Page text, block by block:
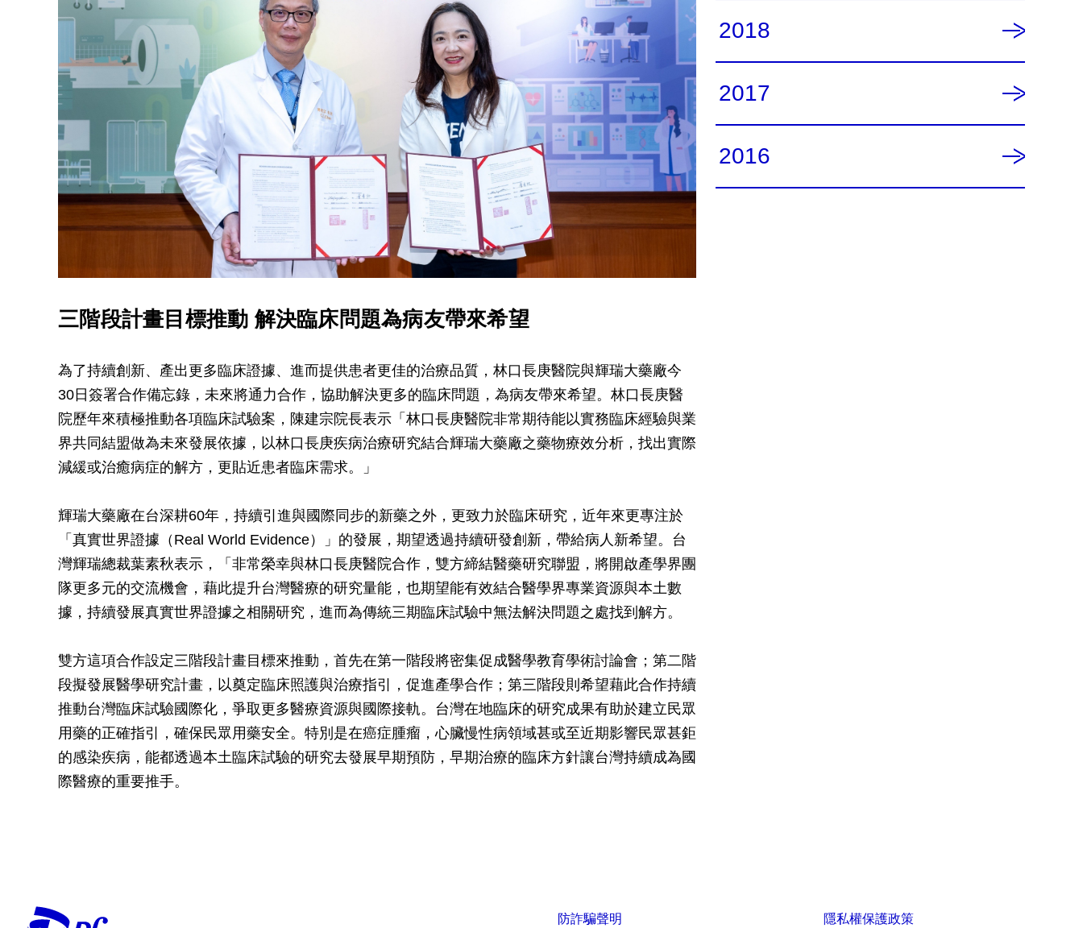
三階段計畫目標推動 解決臨床問題為病友帶來希望
為了持續創新、產出更多臨床證據、進而提供患者更佳的治療品質，林口長庚醫院與輝瑞大藥廠今
30日簽署合作備忘錄，未來將通力合作，協助解決更多的臨床問題，為病友帶來希望。林口長庚醫
院歷年來積極推動各項臨床試驗案，陳建宗院長表示「林口長庚醫院非常期待能以實務臨床經驗與業
界共同結盟做為未來發展依據，以林口長庚疾病治療研究結合輝瑞大藥廠之藥物療效分析，找出實際
減緩或治癒病症的解方，更貼近患者臨床需求。」
輝瑞大藥廠在台深耕60年，持續引進與國際同步的新藥之外，更致力於臨床研究，近年來更專注於
「真實世界證據（Real World Evidence）」的發展，期望透過持續研發創新，帶給病人新希望。台
灣輝瑞總裁葉素秋表示，「非常榮幸與林口長庚醫院合作，雙方締結醫藥研究聯盟，將開啟產學界團
隊更多元的交流機會，藉此提升台灣醫療的研究量能，也期望能有效結合醫學界專業資源與本土數
據，持續發展真實世界證據之相關研究，進而為傳統三期臨床試驗中無法解決問題之處找到解方。
雙方這項合作設定三階段計畫目標來推動，首先在第一階段將密集促成醫學教育學術討論會；第二階
段擬發展醫學研究計畫，以奠定臨床照護與治療指引，促進產學合作；第三階段則希望藉此合作持續
推動台灣臨床試驗國際化，爭取更多醫療資源與國際接軌。台灣在地臨床的研究成果有助於建立民眾
用藥的正確指引，確保民眾用藥安全。特別是在癌症腫瘤，心臟慢性病領域甚或至近期影響民眾甚鉅
的感染疾病，能都透過本土臨床試驗的研究去發展早期預防，早期治療的臨床方針讓台灣持續成為國
際醫療的重要推手。
2018
2017
2016
防詐騙聲明 隱私權保護政策